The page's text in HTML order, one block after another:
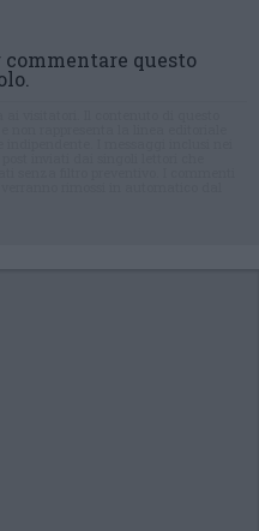
commentare questo